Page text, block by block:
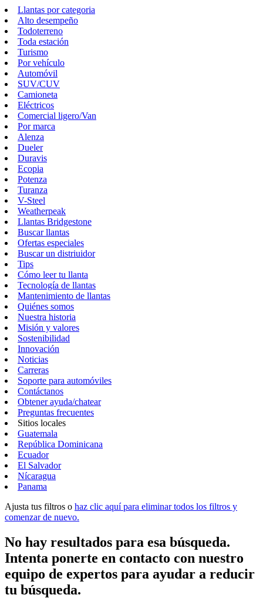
Llantas por categoria
Alto desempeño
Todoterreno
Toda estación
Turismo
Por vehículo
Automóvil
SUV/CUV
Camioneta
Eléctricos
Comercial ligero/Van
Por marca
Alenza
Dueler
Duravis
Ecopia
Potenza
Turanza
V-Steel
Weatherpeak
Llantas Bridgestone
Buscar llantas
Ofertas especiales
Buscar un distriuidor
Tips
Cómo leer tu llanta
Tecnología de llantas
Mantenimiento de llantas
Quiénes somos
Nuestra historia
Misión y valores
Sostenibilidad
Innovación
Noticias
Carreras
Soporte para automóviles
Contáctanos
Obtener ayuda/chatear
Preguntas frecuentes
Sitios locales
Guatemala
República Dominicana
Ecuador
El Salvador
Nícaragua
Panama
Ajusta tus filtros o haz clic aquí para eliminar todos los filtros y
comenzar de nuevo.
No hay resultados para esa búsqueda.
Intenta ponerte en contacto con nuestro
equipo de expertos para ayudar a reducir
tu búsqueda.